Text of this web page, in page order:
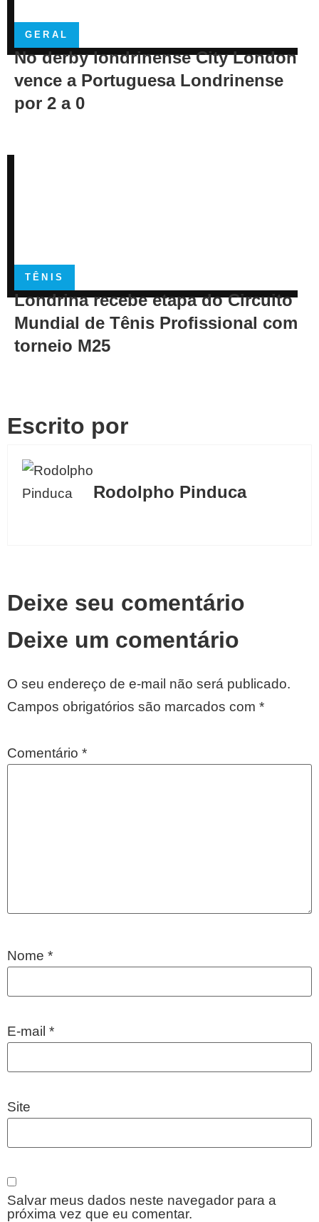
GERAL
No derby londrinense City London
vence a Portuguesa Londrinense
por 2 a 0
TÊNIS
Londrina recebe etapa do Circuito
Mundial de Tênis Profissional com
torneio M25
Escrito por
Rodolpho Pinduca
Deixe seu comentário
Deixe um comentário
O seu endereço de e-mail não será publicado.
Campos obrigatórios são marcados com *
Comentário *
Nome *
E-mail *
Site
Salvar meus dados neste navegador para a
próxima vez que eu comentar.